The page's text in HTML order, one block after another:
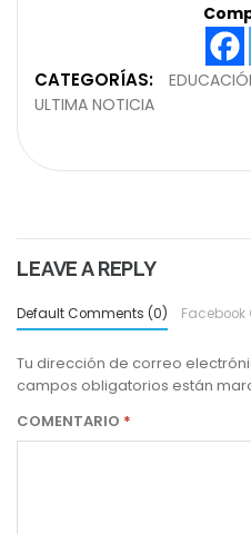
CATEGORÍAS:
ULTIMA NOTICIA
LEAVE A REPLY
Default Comments (0)
Tu dirección de correo
campos obligatorios están
COMENTARIO *